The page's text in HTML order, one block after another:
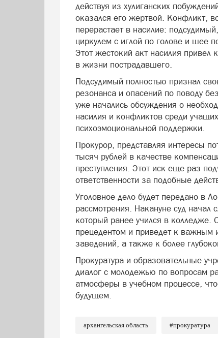
действуя из хулиганских
оказался его жертвой. Конфликт,
перерастает в насилие:
циркулем с иглой по голове и шее
Этот жестокий акт насилия привел
в жизни пострадавшего.
Подсудимый полностью признал
резонанса и опасений по поводу
уже начались обсуждения о
насилия и конфликтов среди
психоэмоциональной поддержки.
Прокурор, представляя интересы
тысяч рублей в качестве
преступления. Этот иск еще раз
ответственности за подобные
Уголовное дело будет передано в
рассмотрения. Накануне суд начал
который ранее учился в колледже.
прецедентом и приведет к важным
заведений, а также к более
Прокуратура и образовательные
диалог с молодежью по вопросам
атмосферы в учебном процессе,
будущем.
архангельская область #прокуратура